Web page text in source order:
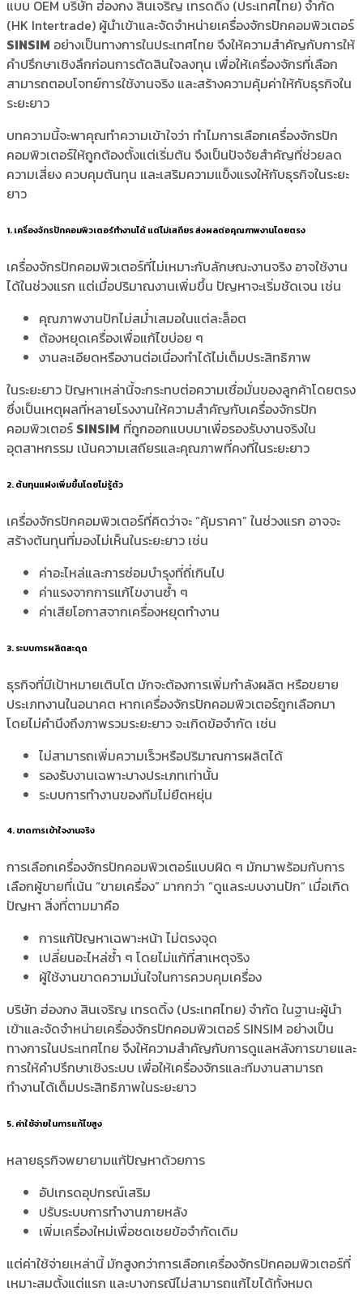
แบบ OEM บริษัท ฮ่องกง สินเจริญ เทรดดิ้ง (ประเทศไทย) จำกัด
(HK Intertrade) ผู้นำเข้าและจัดจำหน่ายเครื่องจักรปักคอมพิวเตอร์
SINSIM อย่างเป็นทางการในประเทศไทย จึงให้ความสำคัญกับการให้
คำปรึกษาเชิงลึกก่อนการตัดสินใจลงทุน เพื่อให้เครื่องจักรที่เลือก
สามารถตอบโจทย์การใช้งานจริง และสร้างความคุ้มค่าให้กับธุรกิจใน
ระยะยาว
บทความนี้จะพาคุณทำความเข้าใจว่า ทำไมการเลือกเครื่องจักรปัก
คอมพิวเตอร์ให้ถูกต้องตั้งแต่เริ่มต้น จึงเป็นปัจจัยสำคัญที่ช่วยลด
ความเสี่ยง ควบคุมต้นทุน และเสริมความแข็งแรงให้กับธุรกิจในระยะ
ยาว
1. เครื่องจักรปักคอมพิวเตอร์ทำงานได้ แต่ไม่เสถียร ส่งผลต่อคุณภาพงานโดยตรง
เครื่องจักรปักคอมพิวเตอร์ที่ไม่เหมาะกับลักษณะงานจริง อาจใช้งาน
ได้ในช่วงแรก แต่เมื่อปริมาณงานเพิ่มขึ้น ปัญหาจะเริ่มชัดเจน เช่น
คุณภาพงานปักไม่สม่ำเสมอในแต่ละล็อต
ต้องหยุดเครื่องเพื่อแก้ไขบ่อย ๆ
งานละเอียดหรืองานต่อเนื่องทำได้ไม่เต็มประสิทธิภาพ
ในระยะยาว ปัญหาเหล่านี้จะกระทบต่อความเชื่อมั่นของลูกค้าโดยตรง
ซึ่งเป็นเหตุผลที่หลายโรงงานให้ความสำคัญกับเครื่องจักรปัก
คอมพิวเตอร์ SINSIM ที่ถูกออกแบบมาเพื่อรองรับงานจริงใน
อุตสาหกรรม เน้นความเสถียรและคุณภาพที่คงที่ในระยะยาว
2. ต้นทุนแฝงเพิ่มขึ้นโดยไม่รู้ตัว
เครื่องจักรปักคอมพิวเตอร์ที่คิดว่าจะ “คุ้มราคา” ในช่วงแรก อาจจะ
สร้างต้นทุนที่มองไม่เห็นในระยะยาว เช่น
ค่าอะไหล่และการซ่อมบำรุงที่ถี่เกินไป
ค่าแรงจากการแก้ไขงานซ้ำ ๆ
ค่าเสียโอกาสจากเครื่องหยุดทำงาน
3. ระบบการผลิตสะดุด
ธุรกิจที่มีเป้าหมายเติบโต มักจะต้องการเพิ่มกำลังผลิต หรือขยาย
ประเภทงานในอนาคต หากเครื่องจักรปักคอมพิวเตอร์ถูกเลือกมา
โดยไม่คำนึงถึงภาพรวมระยะยาว จะเกิดข้อจำกัด เช่น
ไม่สามารถเพิ่มความเร็วหรือปริมาณการผลิตได้
รองรับงานเฉพาะบางประเภทเท่านั้น
ระบบการทำงานของทีมไม่ยืดหยุ่น
4. ขาดการเข้าใจงานจริง
การเลือกเครื่องจักรปักคอมพิวเตอร์แบบผิด ๆ มักมาพร้อมกับการ
เลือกผู้ขายที่เน้น “ขายเครื่อง” มากกว่า “ดูแลระบบงานปัก” เมื่อเกิด
ปัญหา สิ่งที่ตามมาคือ
การแก้ปัญหาเฉพาะหน้า ไม่ตรงจุด
เปลี่ยนอะไหล่ซ้ำ ๆ โดยไม่แก้ที่สาเหตุจริง
ผู้ใช้งานขาดความมั่นใจในการควบคุมเครื่อง
บริษัท ฮ่องกง สินเจริญ เทรดดิ้ง (ประเทศไทย) จำกัด ในฐานะผู้นำ
เข้าและจัดจำหน่ายเครื่องจักรปักคอมพิวเตอร์ SINSIM อย่างเป็น
ทางการในประเทศไทย จึงให้ความสำคัญกับการดูแลหลังการขายและ
การให้คำปรึกษาเชิงระบบ เพื่อให้เครื่องจักรและทีมงานสามารถ
ทำงานได้เต็มประสิทธิภาพในระยะยาว
5. ค่าใช้จ่ายในการแก้ไขสูง
หลายธุรกิจพยายามแก้ปัญหาด้วยการ
อัปเกรดอุปกรณ์เสริม
ปรับระบบการทำงานภายหลัง
เพิ่มเครื่องใหม่เพื่อชดเชยข้อจำกัดเดิม
แต่ค่าใช้จ่ายเหล่านี้ มักสูงกว่าการเลือกเครื่องจักรปักคอมพิวเตอร์ที่
เหมาะสมตั้งแต่แรก และบางกรณีไม่สามารถแก้ไขได้ทั้งหมด